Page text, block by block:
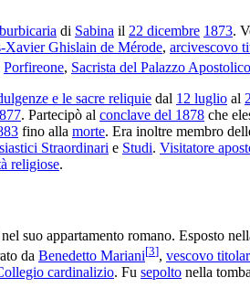
di Sabina il 22 dicembre 1873.
Xavier Ghislain de Mérode, arcivescovo
Porfireone, Sacrista del Palazzo Apostolico
e le sacre reliquie dal 12 luglio al
. Partecipò al conclave del 1878 che
fino alla morte. Era inoltre membro
Straordinari e Studi. Visitatore
religiose.
suo appartamento romano. Esposto
da Benedetto Mariani[3], vescovo
cardinalizio. Fu sepolto nella